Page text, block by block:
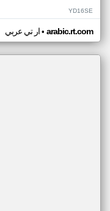
YD16SE
ار تي عربي• arabic.rt.com